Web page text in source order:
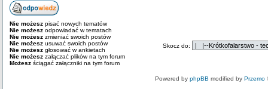
Nie możesz pisać nowych tematów
Nie możesz odpowiadać w tematach
Nie możesz zmieniać swoich postów
Nie możesz usuwać swoich postów
Nie możesz głosować w ankietach
Nie możesz załączać plików na tym forum
Możesz ściągać załączniki na tym forum
Skocz do:
Powered by phpBB modified by Przemo